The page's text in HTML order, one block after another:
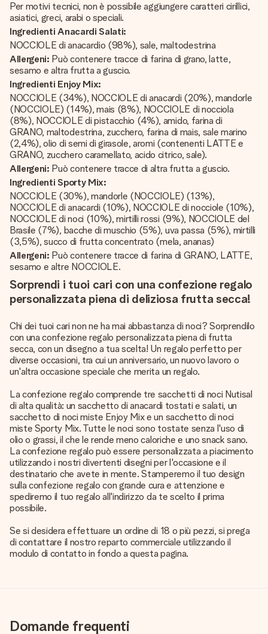
Per motivi tecnici, non è possibile aggiungere caratteri cirillici,
asiatici, greci, arabi o speciali.
Ingredienti Anacardi Salati:
NOCCIOLE di anacardio (98%), sale, maltodestrina
Allergeni: Può contenere tracce di farina di grano, latte,
sesamo e altra frutta a guscio.
Ingredienti Enjoy Mix:
NOCCIOLE (34%), NOCCIOLE di anacardi (20%), mandorle
(NOCCIOLE) (14%), mais (8%), NOCCIOLE di nocciola
(8%), NOCCIOLE di pistacchio (4%), amido, farina di
GRANO, maltodestrina, zucchero, farina di mais, sale marino
(2,4%), olio di semi di girasole, aromi (contenenti LATTE e
GRANO, zucchero caramellato, acido citrico, sale).
Allergeni: Può contenere tracce di altra frutta a guscio.
Ingredienti Sporty Mix:
NOCCIOLE (30%), mandorle (NOCCIOLE) (13%),
NOCCIOLE di anacardi (10%), NOCCIOLE di nocciole (10%),
NOCCIOLE di noci (10%), mirtilli rossi (9%), NOCCIOLE del
Brasile (7%), bacche di muschio (5%), uva passa (5%), mirtilli
(3,5%), succo di frutta concentrato (mela, ananas)
Allergeni: Può contenere tracce di farina di GRANO, LATTE,
sesamo e altre NOCCIOLE.
Sorprendi i tuoi cari con una confezione regalo
personalizzata piena di deliziosa frutta secca!
Chi dei tuoi cari non ne ha mai abbastanza di noci? Sorprendilo
con una confezione regalo personalizzata piena di frutta
secca, con un disegno a tua scelta! Un regalo perfetto per
diverse occasioni, tra cui un anniversario, un nuovo lavoro o
un'altra occasione speciale che merita un regalo.
La confezione regalo comprende tre sacchetti di noci Nutisal
di alta qualità: un sacchetto di anacardi tostati e salati, un
sacchetto di noci miste Enjoy Mix e un sacchetto di noci
miste Sporty Mix. Tutte le noci sono tostate senza l'uso di
olio o grassi, il che le rende meno caloriche e uno snack sano.
La confezione regalo può essere personalizzata a piacimento
utilizzando i nostri divertenti disegni per l'occasione e il
destinatario che avete in mente. Stamperemo il tuo design
sulla confezione regalo con grande cura e attenzione e
spediremo il tuo regalo all'indirizzo da te scelto il prima
possibile.
Se si desidera effettuare un ordine di 18 o più pezzi, si prega
di contattare il nostro reparto commerciale utilizzando il
modulo di contatto in fondo a questa pagina.
Domande frequenti